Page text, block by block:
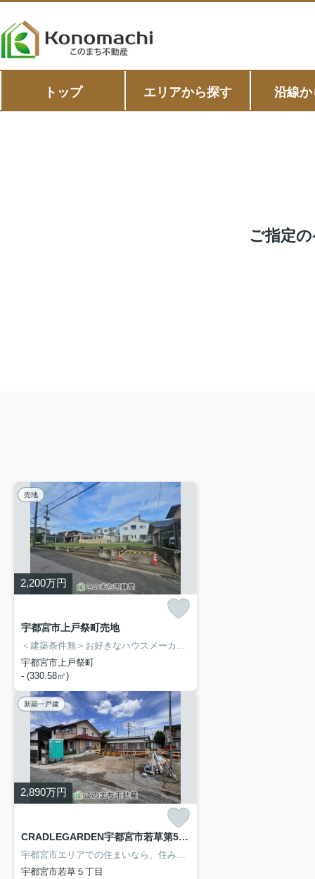
トップ エリアから探す 沿線
ご指定
売地
2,200万円
宇都宮市上戸祭町売地
＜建築条件無＞お好きなハウスメーカーで建築可能です
宇都宮市上戸祭町
- (330.58㎡)
新築一戸建
2,890万円
CRADLEGARDEN宇都宮市若草第5 2号棟
宇都宮市エリアでの住まいなら、住み心地も快適な「CRADLEGARDEN宇都宮市若草第5 2号棟」はいかがでしょうか。こちらの物件は南向きです。新生活をピカピカの新築戸建て物件で始めてみませんか。浴室乾燥機のあるお風呂場は洗濯物を干すときにも便利です。当社はお客様が快適に暮らせるよう、住まい探しのサポートをしております。ご希望の条件があれば、当社スタッフにお聞かせください。
宇都宮市若草５丁目